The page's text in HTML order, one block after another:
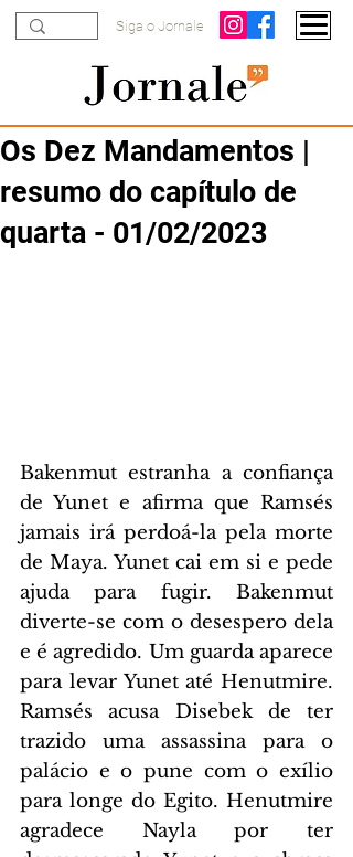
Siga o Jornale
Os Dez Mandamentos |
resumo do capítulo de
quarta - 01/02/2023
Bakenmut estranha a confiança
de Yunet e afirma que Ramsés
jamais irá perdoá-la pela morte
de Maya. Yunet cai em si e pede
ajuda para fugir. Bakenmut
diverte-se com o desespero dela
e é agredido. Um guarda aparece
para levar Yunet até Henutmire.
Ramsés acusa Disebek de ter
trazido uma assassina para o
palácio e o pune com o exílio
para longe do Egito. Henutmire
agradece Nayla por ter